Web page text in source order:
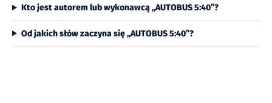
Kto jest autorem lub wykonawcą „AUTOBUS 5:40”?
Od jakich słów zaczyna się „AUTOBUS 5:40”?